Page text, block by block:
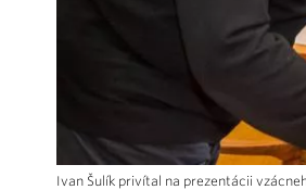
Ivan Šulík privítal na prezentácii